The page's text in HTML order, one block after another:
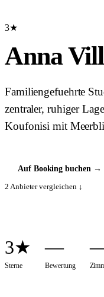
3★
Anna
Familiengefuehrte
zentraler, ruhiger
Koufonisi mit
Auf Booking buchen→
2 Anbieter vergleichen ↓
3★
Sterne
—
Bewertung